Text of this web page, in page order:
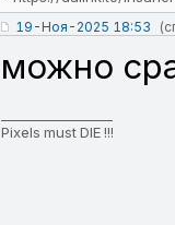
19-Ноя-2025 18:53
можно
Pixels must DIE !!!